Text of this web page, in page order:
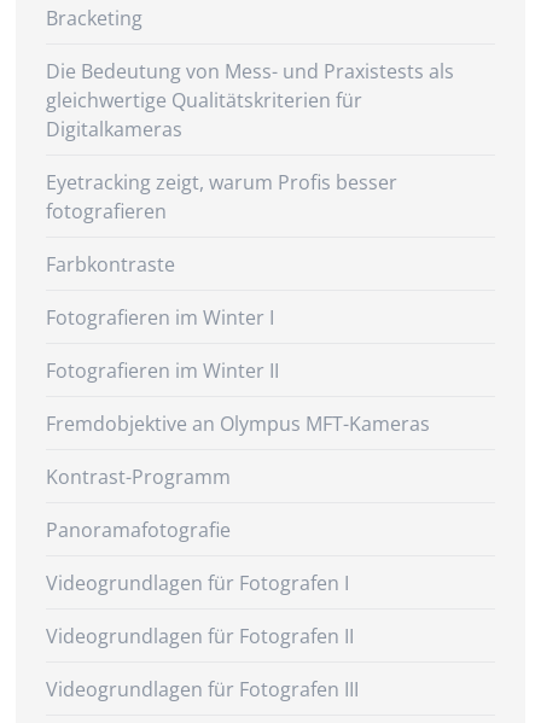
Bracketing
Die Bedeutung von Mess- und Praxistests als
gleichwertige Qualitätskriterien für
Digitalkameras
Eyetracking zeigt, warum Profis besser
fotografieren
Farbkontraste
Fotografieren im Winter I
Fotografieren im Winter II
Fremdobjektive an Olympus MFT-Kameras
Kontrast-Programm
Panoramafotografie
Videogrundlagen für Fotografen I
Videogrundlagen für Fotografen II
Videogrundlagen für Fotografen III